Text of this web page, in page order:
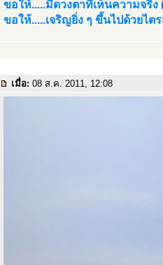
ขอให้.....มีดวงตาที่เห็นความจริ
ขอให้.....เจริญยิ่ง ๆ ขึ้นไปด้วยไ
เมื่อ: 08 ส.ค. 2011, 12:08